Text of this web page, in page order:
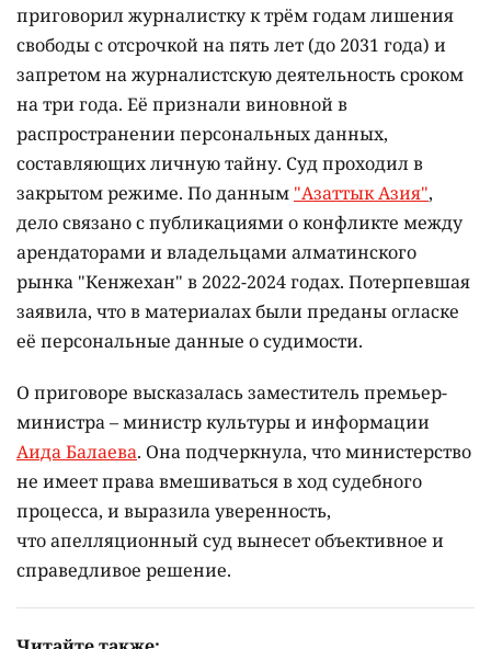
приговорил журналистку к трём годам лишения
свободы с отсрочкой на пять лет (до 2031 года) и
запретом на журналистскую деятельность сроком
на три года. Её признали виновной в
распространении персональных данных,
составляющих личную тайну. Суд проходил в
закрытом режиме. По данным "Азаттык Азия",
дело связано с публикациями о конфликте между
арендаторами и владельцами алматинского
рынка "Кенжехан" в 2022-2024 годах. Потерпевшая
заявила, что в материалах были преданы огласке
её персональные данные о судимости.
О приговоре высказалась заместитель премьер-
министра – министр культуры и информации
Аида Балаева. Она подчеркнула, что министерство
не имеет права вмешиваться в ход судебного
процесса, и выразила уверенность,
что апелляционный суд вынесет объективное и
справедливое решение.